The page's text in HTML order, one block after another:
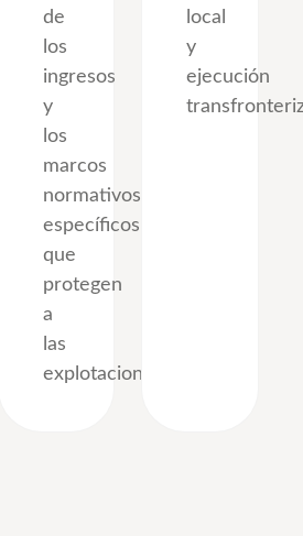
de
los
ingresos
y
los
marcos
normativos
específicos
que
protegen
a
las
explotaciones.
local
y
ejecución